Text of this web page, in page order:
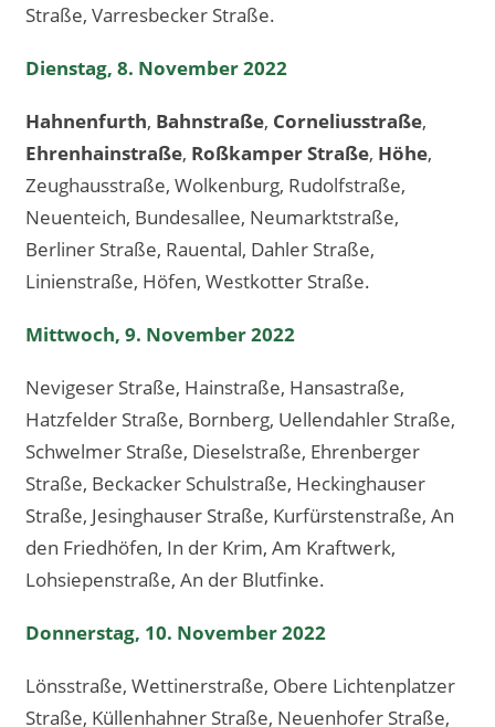
Straße, Varresbecker Straße.
Dienstag, 8. November 2022
Hahnenfurth, Bahnstraße, Corneliusstraße,
Ehrenhainstraße, Roßkamper Straße, Höhe,
Zeughausstraße, Wolkenburg, Rudolfstraße,
Neuenteich, Bundesallee, Neumarktstraße,
Berliner Straße, Rauental, Dahler Straße,
Linienstraße, Höfen, Westkotter Straße.
Mittwoch, 9. November 2022
Nevigeser Straße, Hainstraße, Hansastraße,
Hatzfelder Straße, Bornberg, Uellendahler Straße,
Schwelmer Straße, Dieselstraße, Ehrenberger
Straße, Beckacker Schulstraße, Heckinghauser
Straße, Jesinghauser Straße, Kurfürstenstraße, An
den Friedhöfen, In der Krim, Am Kraftwerk,
Lohsiepenstraße, An der Blutfinke.
Donnerstag, 10. November 2022
Lönsstraße, Wettinerstraße, Obere Lichtenplatzer
Straße, Küllenhahner Straße, Neuenhofer Straße,